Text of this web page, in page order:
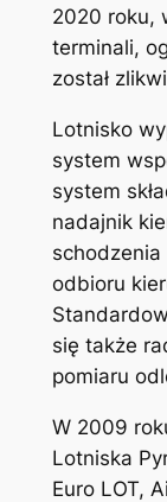
2020 roku,
terminali,
został
Lotnisko
system
system
nadajnik
schodzenia
odbioru
się także
pomiaru
W 2009
Lotniska
Euro LOT,